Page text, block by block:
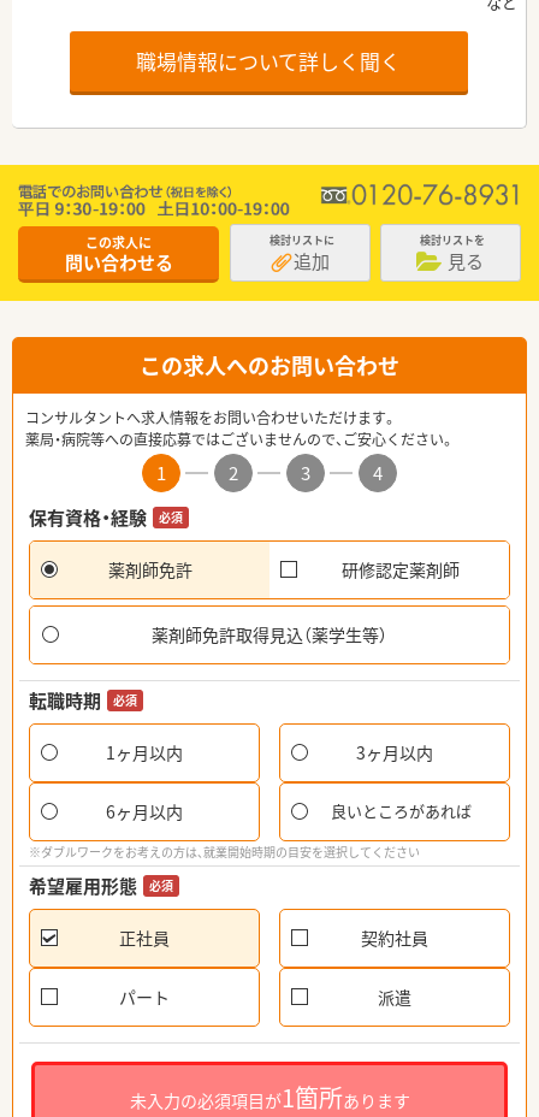
職場情報について詳しく聞く
この求人に
問い合わせる
検討リストに
追加
検討リストを
見る
この求人へのお問い合わせ
コンサルタントへ求人情報をお問い合わせいただけます。
薬局・病院等への直接応募ではございませんので、ご安心ください。
1 2 3
4
保有資格・経験
必須
薬剤師免許 研修認定薬剤師
薬剤師免許取得見込（薬学生等）
転職時期 必須
1ヶ月以内 3ヶ月以内
6ヶ月以内 良いところがあれば
※ダブルワークをお考えの方は、就業開始時期の目安を選択してください
希望雇用形態 必須
正社員 契約社員
パート 派遣
未入力の必須項目が1箇所あります